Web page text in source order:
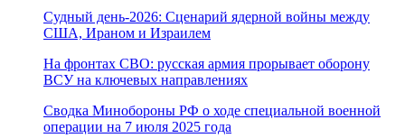
Судный день-2026: Сценарий ядерной войны между
США, Ираном и Израилем
На фронтах СВО: русская армия прорывает оборону
ВСУ на ключевых направлениях
Сводка Минобороны РФ о ходе специальной военной
операции на 7 июля 2025 года